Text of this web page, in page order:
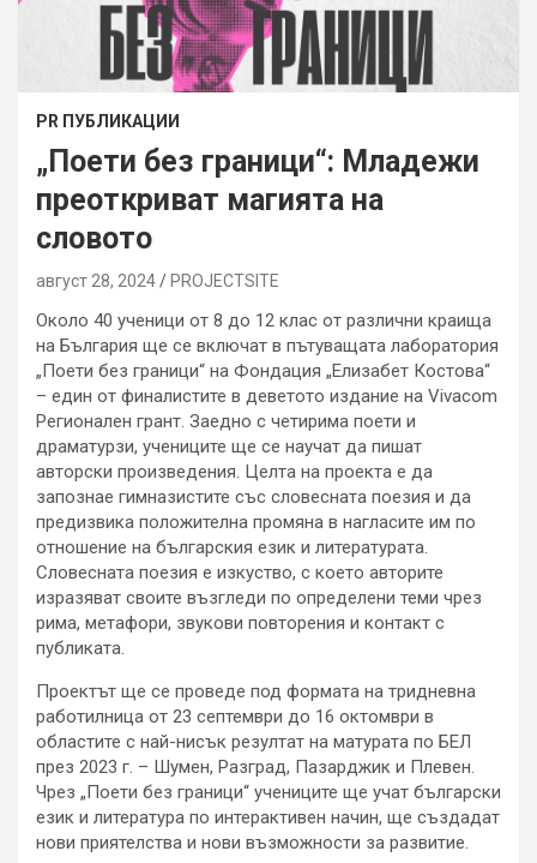
PR ПУБЛИКАЦИИ
„Поети без граници“: Младежи
преоткриват магията на
словото
август 28, 2024 PROJECTSITЕ
Около 40 ученици от 8 до 12 клас от различни краища
на България ще се включат в пътуващата лаборатория
„Поети без граници“ на Фондация „Елизабет Костова“
– един от финалистите в деветото издание на Vivacom
Регионален грант. Заедно с четирима поети и
драматурзи, учениците ще се научат да пишат
авторски произведения. Целта на проекта е да
запознае гимназистите със словесната поезия и да
предизвика положителна промяна в нагласите им по
отношение на българския език и литературата.
Словесната поезия е изкуство, с което авторите
изразяват своите възгледи по определени теми чрез
рима, метафори, звукови повторения и контакт с
публиката.
Проектът ще се проведе под формата на тридневна
работилница от 23 септември до 16 октомври в
областите с най-нисък резултат на матурата по БЕЛ
през 2023 г. – Шумен, Разград, Пазарджик и Плевен.
Чрез „Поети без граници“ учениците ще учат български
език и литература по интерактивен начин, ще създадат
нови приятелства и нови възможности за развитие.